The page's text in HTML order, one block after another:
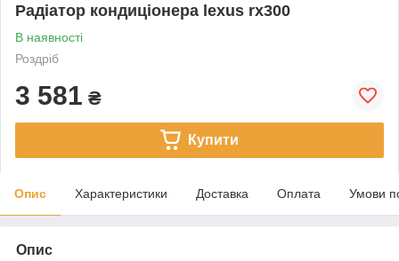
Радіатор кондиціонера lexus rx300
В наявності
Роздріб
3 581 ₴
Купити
Опис Характеристики Доставка Оплата Умови
Опис